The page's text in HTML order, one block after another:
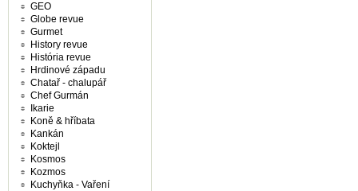
GEO
Globe revue
Gurmet
History revue
História revue
Hrdinové západu
Chatař - chalupář
Chef Gurmán
Ikarie
Koně & hříbata
Kankán
Koktejl
Kosmos
Kozmos
Kuchyňka - Vaření